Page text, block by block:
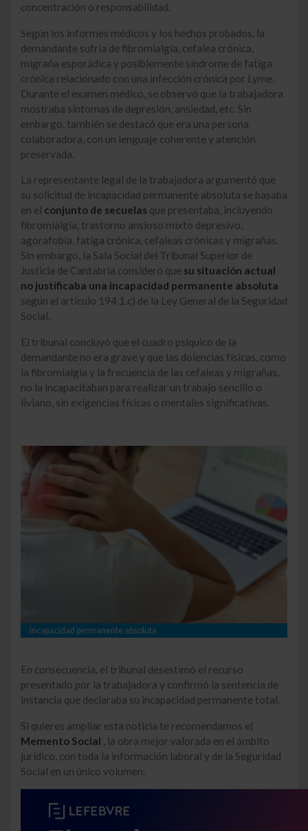
concentración o responsabilidad.
Según los informes médicos y los hechos probados, la
demandante sufría de fibromialgia, cefalea crónica,
migraña esporádica y posiblemente síndrome de fatiga
crónica relacionado con una infección crónica por Lyme.
Durante el examen médico, se observó que la trabajadora
mostraba síntomas de depresión, ansiedad, etc. Sin
embargo, también se destacó que era una persona
colaboradora, con un lenguaje coherente y atención
preservada.
La representante legal de la trabajadora argumentó que
su solicitud de incapacidad permanente absoluta se basaba
en el conjunto de secuelas que presentaba, incluyendo
fibromialgia, trastorno ansioso mixto depresivo,
agorafobia, fatiga crónica, cefaleas crónicas y migrañas.
Sin embargo, la Sala Social del Tribunal Superior de
Justicia de Cantabria consideró que su situación actual
no justificaba una incapacidad permanente absoluta
según el artículo 194.1.c) de la Ley General de la Seguridad
Social.
El tribunal concluyó que el cuadro psíquico de la
demandante no era grave y que las dolencias físicas, como
la fibromialgia y la frecuencia de las cefaleas y migrañas,
no la incapacitaban para realizar un trabajo sencillo o
liviano, sin exigencias físicas o mentales significativas.
incapacidad permanente absoluta
En consecuencia, el tribunal desestimó el recurso
presentado por la trabajadora y confirmó la sentencia de
instancia que declaraba su incapacidad permanente total.
Si quieres ampliar esta noticia te recomendamos el
Memento Social
, la obra mejor valorada en el ámbito
jurídico, con toda la información laboral y de la Seguridad
Social en un único volumen.